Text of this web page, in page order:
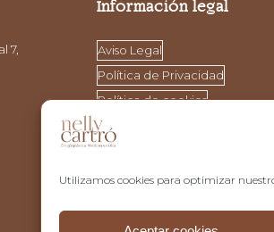
Utilizamos cookies para optimizar
7,
Información legal
Aviso Legal
Política de Privacidad
Política de cookies